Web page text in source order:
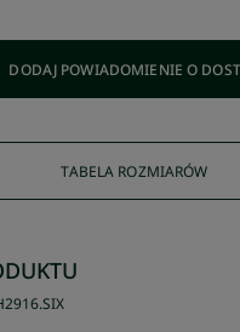
DODAJ POWIADOMIENIE O
TABELA ROZMIARÓW
.SIX